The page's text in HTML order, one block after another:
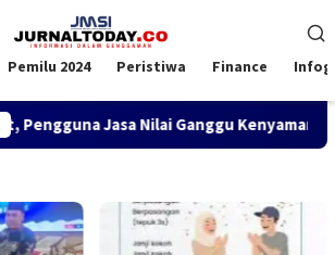
Pemilu 2024 Peristiwa Finance
Jasa Nilai Ganggu Kenyamanan